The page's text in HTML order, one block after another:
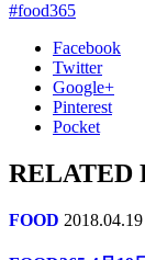
#food365
Facebook
Twitter
Google+
Pinterest
Pocket
RELATED
FOOD 2018.04.19